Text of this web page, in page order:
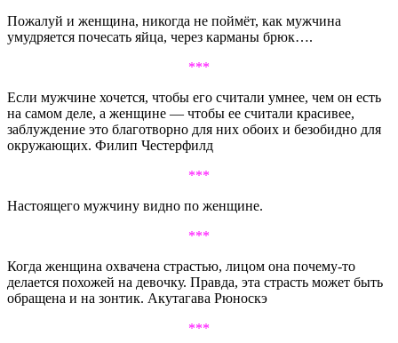
Пожалуй и женщина, никогда не поймёт, как мужчина
умудряется почесать яйца, через карманы брюк….
***
Если мужчине хочется, чтобы его считали умнее, чем он есть
на самом деле, а женщине — чтобы ее считали красивее,
заблуждение это благотворно для них обоих и безобидно для
окружающих. Филип Честерфилд
***
Настоящего мужчину видно по женщине.
***
Когда женщина охвачена страстью, лицом она почему-то
делается похожей на девочку. Правда, эта страсть может быть
обращена и на зонтик. Акутагава Рюноскэ
***